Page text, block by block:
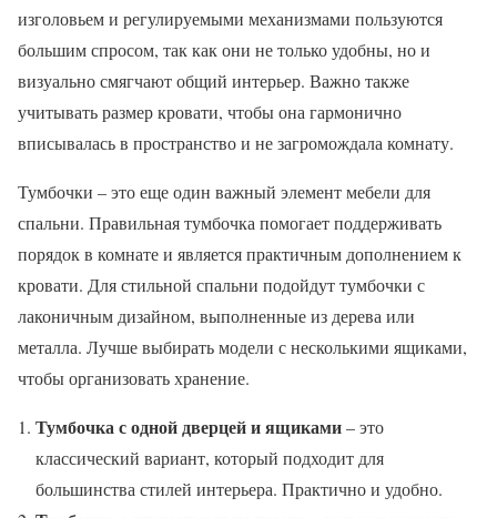
изголовьем и регулируемыми механизмами пользуются
большим спросом, так как они не только удобны, но и
визуально смягчают общий интерьер. Важно также
учитывать размер кровати, чтобы она гармонично
вписывалась в пространство и не загромождала комнату.
Тумбочки – это еще один важный элемент мебели для
спальни. Правильная тумбочка помогает поддерживать
порядок в комнате и является практичным дополнением к
кровати. Для стильной спальни подойдут тумбочки с
лаконичным дизайном, выполненные из дерева или
металла. Лучше выбирать модели с несколькими ящиками,
чтобы организовать хранение.
Тумбочка с одной дверцей и ящиками– это
классический вариант, который подходит для
большинства стилей интерьера. Практично и удобно.